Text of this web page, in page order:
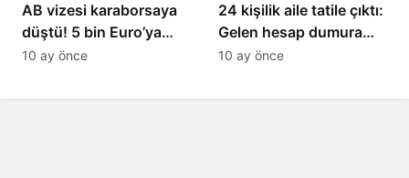
AB vizesi karaborsaya
düştü! 5 bin Euro’ya
varan fiyatlarla
10 ay önce
24 kişilik aile tatile çıktı:
Gelen hesap dumura
uğrattı
10 ay önce